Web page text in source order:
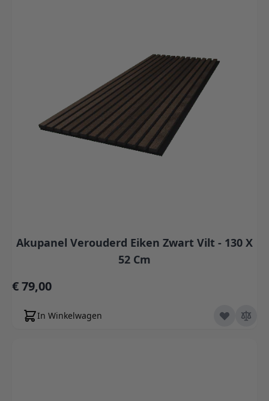
Akupanel Verouderd Eiken Zwart Vilt - 130 X
52 Cm
€ 79,00
In Winkelwagen